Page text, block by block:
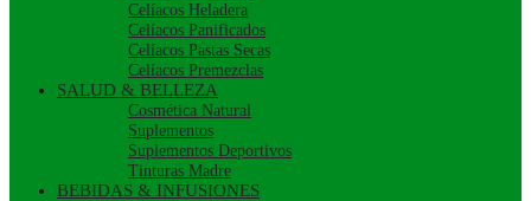
Celíacos Heladera
Celíacos Panificados
Celíacos Pastas Secas
Celíacos Premezclas
SALUD & BELLEZA
Cosmética Natural
Suplementos
Suplementos Deportivos
Tinturas Madre
BEBIDAS & INFUSIONES